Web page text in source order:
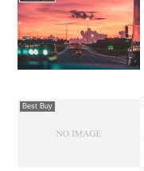
Best Buy